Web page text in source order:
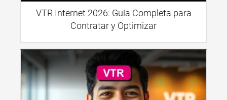
VTR Internet 2026: Guía Completa para
Contratar y Optimizar